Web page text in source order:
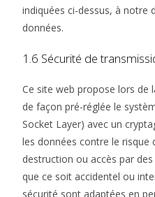
indiquées ci-dessus, à notre
données.
1.6 Sécurité de
Ce site web propose lors de
de façon pré-réglée le
Socket Layer) avec un
les données contre le risque
destruction ou accès par
que ce soit accidentel ou
sécurité sont adaptées en